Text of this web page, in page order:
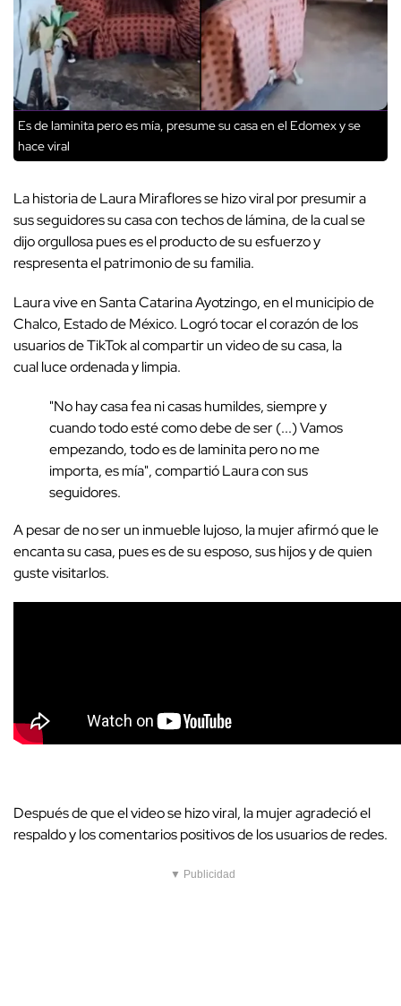
Es de laminita pero es mía, presume su casa en el Edomex y se
hace viral
La historia de Laura Miraflores se hizo viral por presumir a
sus seguidores su casa con techos de lámina, de la cual se
dijo orgullosa pues es el producto de su esfuerzo y
respresenta el patrimonio de su familia.
Laura vive en Santa Catarina Ayotzingo, en el municipio de
Chalco, Estado de México. Logró tocar el corazón de los
usuarios de TikTok al compartir un video de su casa, la
cual luce ordenada y limpia.
"No hay casa fea ni casas humildes, siempre y
cuando todo esté como debe de ser (...) Vamos
empezando, todo es de laminita pero no me
importa, es mía", compartió Laura con sus
seguidores.
A pesar de no ser un inmueble lujoso, la mujer afirmó que le
encanta su casa, pues es de su esposo, sus hijos y de quien
guste visitarlos.
Después de que el video se hizo viral, la mujer agradeció el
respaldo y los comentarios positivos de los usuarios de redes.
▼ Publicidad